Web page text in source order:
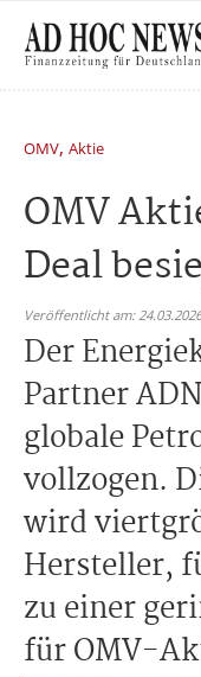
OMV, Aktie
OMV
Deal
Veröffentlicht am:
Der
Partner
globale
vollzogen.
wird
Hersteller,
zu einer
für OMV-